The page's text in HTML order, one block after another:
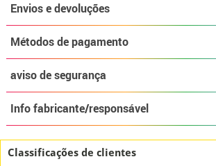
Envios e devoluções
Métodos de pagamento
aviso de segurança
Info fabricante/responsável
Classificações de clientes